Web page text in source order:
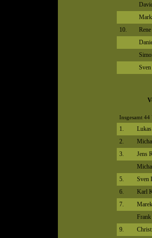
10.
Insgesamt
1.
2.
3.
Jens
5.
Sven
6.
Karl
7.
Frank
9.